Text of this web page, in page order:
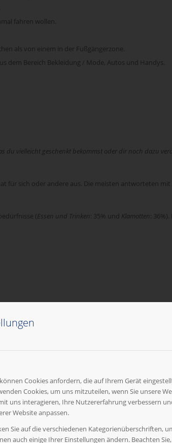
Cookies anfordern, die auf Ihrem Gerät
Cookies, um uns mitzuteilen, wenn Sie unsere
uns interagieren, Ihre Nutzererfahrung verbessern
Website anpassen.
Sie auf die verschiedenen Kategorienüberschriften,
auch einige Ihrer Einstellungen ändern. Beachten
fahren wollen.
als von einem in der Fußgängerzone.
dem Bereich Bekleidung / Mode, Autos und Handys.
du vielleicht geschenkt bekommst oder dir noch dazu
sich oder andere aus. Die meisten antworteten mit
(Essen und Trinken: 35% und Klamotten:
(über 50%). Insgesamt gefällt Werbung eher (25%)
Schulnoten von 1 (sehr gut) bis 5 (schlecht)!“
kennen. Weitere beliebte Werbeformen sind